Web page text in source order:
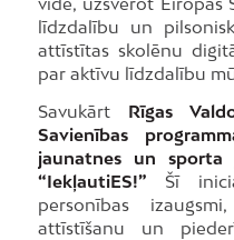
līdzdalību un
attīstītas skolēnu
par aktīvu līdzdalību
Savukārt Rīgas
Savienības
jaunatnes un sporta
“IekļautiES!” Šī
personības
attīstīšanu un